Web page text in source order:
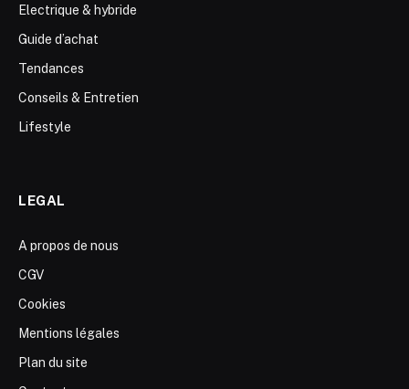
Electrique & hybride
Guide d’achat
Tendances
Conseils & Entretien
Lifestyle
LEGAL
A propos de nous
CGV
Cookies
Mentions légales
Plan du site